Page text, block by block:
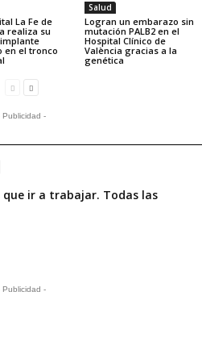
La Fe de
realiza su
en el tronco
Salud
Logran un embarazo sin
mutación PALB2 en el
Hospital Clínico de
València gracias a la
genética
Publicidad -
que ir a trabajar. Todas las
Publicidad -